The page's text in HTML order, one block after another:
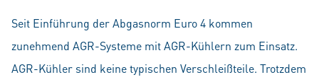
Seit Einführung der Abgasnorm Euro 4 kommen
zunehmend AGR-Systeme mit AGR-Kühlern zum Einsatz.
AGR-Kühler sind keine typischen Verschleißteile. Trotzdem